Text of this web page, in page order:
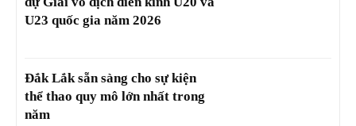
U23 quốc gia năm 2026
Đắk Lắk sẵn sàng cho sự kiện
thể thao quy mô lớn nhất trong
năm